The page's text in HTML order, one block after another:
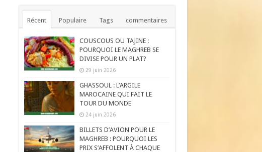
Récent Populaire Tags commentaires
COUSCOUS OU TAJINE :
POURQUOI LE MAGHREB SE
DIVISE POUR UN PLAT?
29 juin 2026
GHASSOUL : L’ARGILE
MAROCAINE QUI FAIT LE
TOUR DU MONDE
24 juin 2026
BILLETS D’AVION POUR LE
MAGHREB : POURQUOI LES
PRIX S’AFFOLENT À CHAQUE